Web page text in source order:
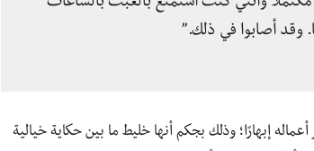
وقد أصابوا في ذلك.”
إبهارًا؛ وذلك بجكم أنها خليط ما بين حكاية خيالية